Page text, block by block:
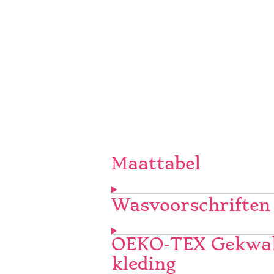
Maattabel
Wasvoorschriften
OEKO-TEX
kleding